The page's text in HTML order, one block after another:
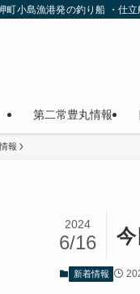
町小島漁港発の釣り船 ・仕
第二常豊丸情報
報
2024
6/16
新着情報